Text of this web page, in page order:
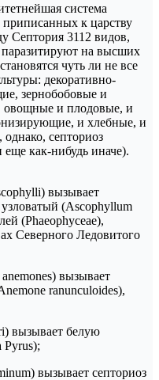
система
к царству
Септория 3112 видов,
на высших
чуть ли не все
декоративно-
зернобобовые и
овощные и плодовые, и
и хлебные, и
септориоз
как-нибудь иначе).
вызывает
(Ascophyllum
(Phaeophyceae),
Северного Ледовитого
вызывает
ranunculoides),
вызывает белую
Pyrus);
вызывает септориоз